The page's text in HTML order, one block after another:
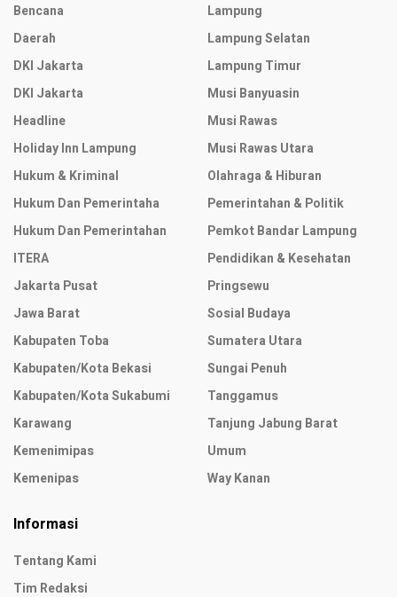
Bencana
Daerah
DKI Jakarta
DKI Jakarta
Headline
Holiday Inn Lampung
Hukum & Kriminal
Hukum Dan Pemerintaha
Hukum Dan Pemerintahan
ITERA
Jakarta Pusat
Jawa Barat
Kabupaten Toba
Kabupaten/Kota Bekasi
Kabupaten/Kota Sukabumi
Karawang
Kemenimipas
Kemenipas
Lampung
Lampung Selatan
Lampung Timur
Musi Banyuasin
Musi Rawas
Musi Rawas Utara
Olahraga & Hiburan
Pemerintahan & Politik
Pemkot Bandar Lampung
Pendidikan & Kesehatan
Pringsewu
Sosial Budaya
Sumatera Utara
Sungai Penuh
Tanggamus
Tanjung Jabung Barat
Umum
Way Kanan
Informasi
Tentang Kami
Tim Redaksi